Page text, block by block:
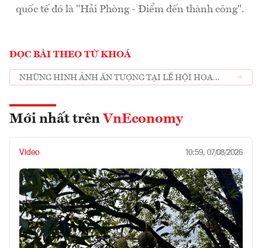
quốc tế đó là "Hải Phòng - Điểm đến thành công".
ĐỌC BÀI THEO TỪ KHOÁ
NHỮNG HÌNH ẢNH ẤN TƯỢNG TẠI LỄ HỘI HOA
Mới nhất trên VnEconomy
Video 10:59, 07/08/2026